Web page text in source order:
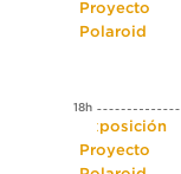
Proyecto
Polaroid
18h
Exposición
Proyecto